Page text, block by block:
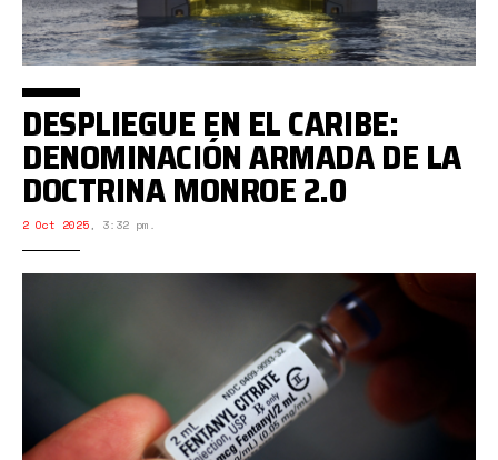
DESPLIEGUE EN EL CARIBE:
DENOMINACIÓN ARMADA DE LA
DOCTRINA MONROE 2.0
2 Oct 2025, 3:32 pm.